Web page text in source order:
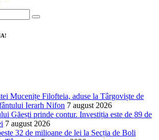
Mucenițe Filofteia, aduse la Târgoviște de
Ierarh Nifon 7 august 2026
Găești prinde contur. Investiția este de 89 de
7 august 2026
32 de milioane de lei la Secția de Boli